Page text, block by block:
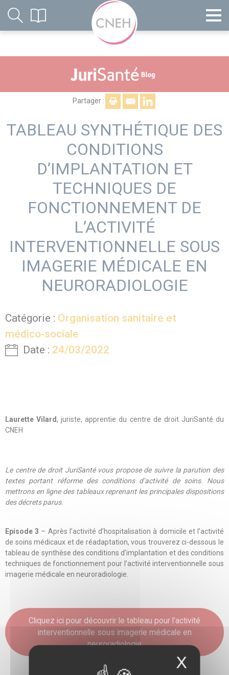
Partager :
TABLEAU SYNTHÉTIQUE DES
CONDITIONS
D’IMPLANTATION ET
TECHNIQUES DE
FONCTIONNEMENT DE
L’ACTIVITÉ
INTERVENTIONNELLE SOUS
IMAGERIE MÉDICALE EN
NEURORADIOLOGIE
Catégorie : Organisation sanitaire et
médico-sociale
Date : 24/03/2022
Laurette Vilard, juriste, apprentie du centre de droit JuriSanté du
CNEH
Le centre de droit JuriSanté vous propose de suivre la parution des
textes portant réforme des conditions d’activité de soins. Nous
mettrons en ligne des tableaux reprenant les principales dispositions
des décrets parus.
Episode 3 – Après l’activité d’hospitalisation à domicile et l’activité
de soins médicaux et de réadaptation, vous trouverez ci-dessous le
tableau de synthèse des conditions d’implantation et des conditions
techniques de fonctionnement pour l’activité interventionnelle sous
imagerie médicale en neuroradiologie.
Cliquez ici pour découvrir le tableau pour l’activité
interventionnelle sous imagerie médicale en
neuroradiologie
X